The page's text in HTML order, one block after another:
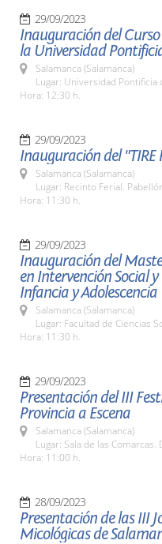
29/09/2023
Inauguración del
la Universidad
Salamanca (Salamanca)
Lugar: Universidad Pontificia
Hora: 12:30 h.
29/09/2023
Inauguración del "TIRE
Salamanca (Salamanca)
Lugar: Recinto Ferial.
Hora: 11:30 h.
29/09/2023
Inauguración del
en Intervención Social
Infancia y Adolescencia
Salamanca (Salamanca)
Lugar: Facultad de Ciencias
Hora: 11:30 h.
29/09/2023
Presentación del III
Provincia a Escena
Salamanca (Salamanca)
Lugar: Sala de las Comarcas.
Hora: 11:00 h.
28/09/2023
Presentación de las III
Micológicas de